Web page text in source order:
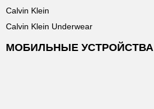
Calvin Klein
Calvin Klein Underwear
МОБИЛЬНЫЕ УСТРОЙСТВА